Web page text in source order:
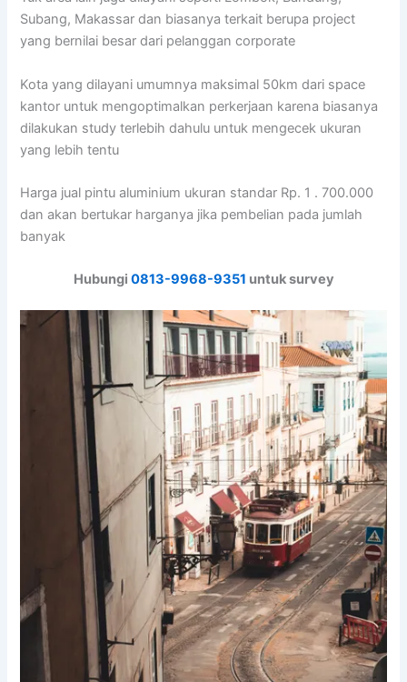
Subang, Makassar dan biasanya terkait berupa project
yang bernilai besar dari pelanggan corporate
Kota yang dilayani umumnya maksimal 50km dari space
kantor untuk mengoptimalkan perkerjaan karena biasanya
dilakukan study terlebih dahulu untuk mengecek ukuran
yang lebih tentu
Harga jual pintu aluminium ukuran standar Rp. 1 . 700.000
dan akan bertukar harganya jika pembelian pada jumlah
banyak
Hubungi 0813-9968-9351 untuk survey